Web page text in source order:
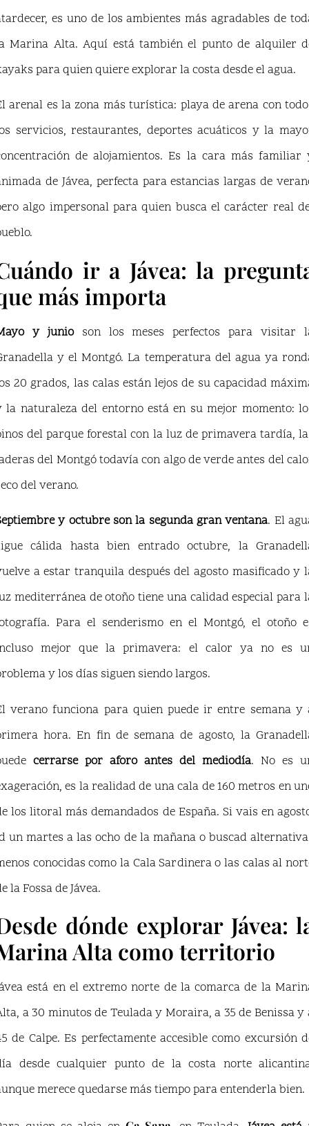
es uno de los ambientes más agradables de
Marina Alta. Aquí está también el punto de alquiler
para quien quiere explorar la costa desde el agua.
arenal es la zona más turística: playa de arena con
servicios, restaurantes, deportes acuáticos y la
de alojamientos. Es la cara más familiar
de Jávea, perfecta para estancias largas de
algo impersonal para quien busca el carácter real
ir a Jávea: la
más importa
y junioson los meses perfectos para visitar
y el Montgó. La temperatura del agua ya
20 grados, las calas están lejos de su capacidad
la naturaleza del entorno está en su mejor momento:
del parque forestal con la luz de primavera tardía,
del Montgó todavía con algo de verde antes del
del verano.
y octubre son la segunda gran ventana. El
cálida hasta bien entrado octubre, la
a estar tranquila después del agosto masificado y
mediterránea de otoño tiene una calidad especial para
Para el senderismo en el Montgó, el otoño
mejor que la primavera: el calor ya no es
y los días siguen siendo largos.
verano funciona para quien puede ir entre semana y
hora. En fin de semana de agosto, la
cerrarse por aforo antes del mediodía. No es
es la realidad de una cala de 160 metros en
los litoral más demandados de España. Si vais en
un martes a las ocho de la mañana o buscad
conocidas como la Cala Sardinera o las calas al
la Fossa de Jávea.
dónde explorar Jávea:
Alta como territorio
está en el extremo norte de la comarca de la
a 30 minutos de Teulada y Moraira, a 35 de Benissa y
de Calpe. Es perfectamente accesible como excursión
desde cualquier punto de la costa norte
merece quedarse más tiempo para entenderla bien.